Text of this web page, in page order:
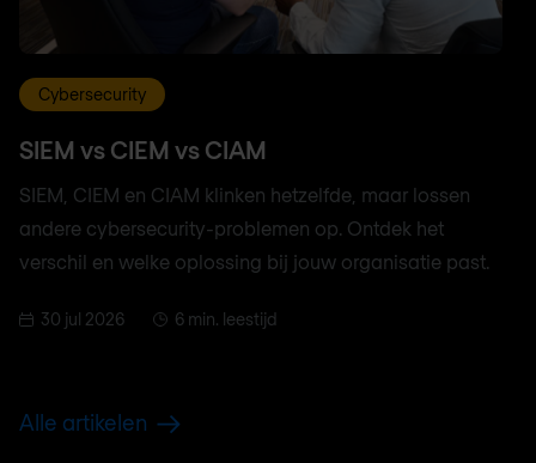
Cybersecurity
SIEM vs CIEM vs CIAM
SIEM, CIEM en CIAM klinken hetzelfde, maar lossen
andere cybersecurity-problemen op. Ontdek het
verschil en welke oplossing bij jouw organisatie past.
30 jul 2026 6 min. leestijd
Alle artikelen